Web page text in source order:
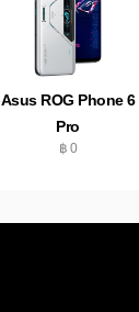
Asus ROG Phone 6
Pro
฿ 0